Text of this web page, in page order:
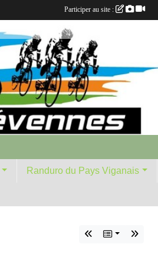
Randuro du Pays Viganais
Participer au site :